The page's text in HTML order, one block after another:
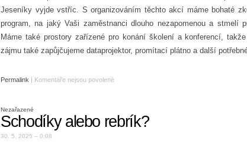
Jeseníky vyjde vstříc. S organizováním těchto akcí máme bohaté
program, na jaký Vaši zaměstnanci dlouho nezapomenou a stmelí
Máme také prostory zařízené pro konání školení a konferencí,
zájmu také zapůjčujeme dataprojektor, promítací plátno a další
Permalink | Komentáře nejsou povolené
Nezařazené
Schodíky alebo rebrík?
30. 5. 2025 – 0:08